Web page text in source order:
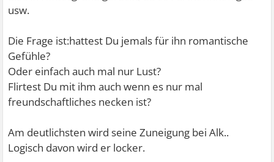
usw.
Die Frage ist:hattest Du jemals für ihn romantische
Gefühle?
Oder einfach auch mal nur Lust?
Flirtest Du mit ihm auch wenn es nur mal
freundschaftliches necken ist?
Am deutlichsten wird seine Zuneigung bei Alk..
Logisch davon wird er locker.